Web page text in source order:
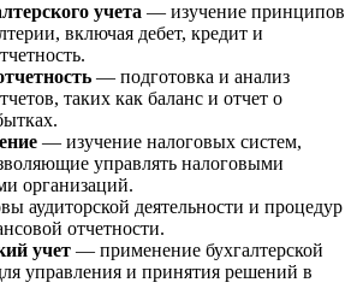
учета — изучение принципов
включая дебет, кредит и
— подготовка и анализ
таких как баланс и отчет о
— изучение налоговых систем,
управлять налоговыми
организаций.
аудиторской деятельности и процедур
отчетности.
учет — применение бухгалтерской
управления и принятия решений в